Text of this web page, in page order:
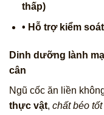
thấp)
• Hỗ trợ kiểm
Dinh dưỡng lành
cân
Ngũ cốc ăn liền
thực vật, chất béo tốt